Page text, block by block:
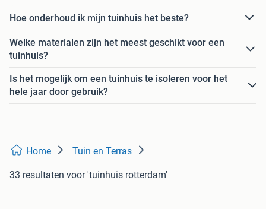
Hoe onderhoud ik mijn tuinhuis het beste?
Welke materialen zijn het meest geschikt voor een
tuinhuis?
Is het mogelijk om een tuinhuis te isoleren voor het
hele jaar door gebruik?
Home Tuin en Terras
33 resultaten voor 'tuinhuis rotterdam'